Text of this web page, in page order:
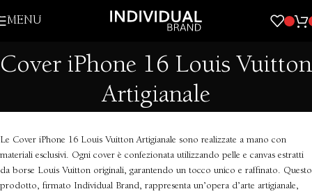
Skip to navigation
MENU
Cover iPhone 16 Louis Vuitton
Artigianale
Le Cover iPhone 16 Louis Vuitton Artigianale sono realizzate a mano con
materiali esclusivi. Ogni cover è confezionata utilizzando pelle e canvas estratti
da borse Louis Vuitton originali, garantendo un tocco unico e raffinato. Questo
prodotto, firmato Individual Brand, rappresenta un’opera d’arte artigianale,